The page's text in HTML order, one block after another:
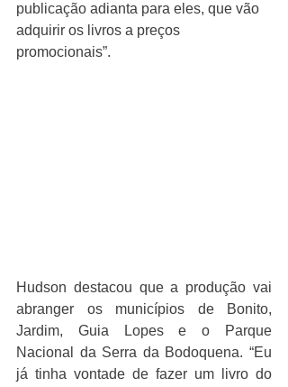
publicação adianta para eles, que vão
adquirir os livros a preços
promocionais”.
Hudson destacou que a produção vai
abranger os municípios de Bonito,
Jardim, Guia Lopes e o Parque
Nacional da Serra da Bodoquena. “Eu
já tinha vontade de fazer um livro do